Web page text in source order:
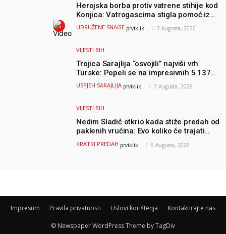
Herojska borba protiv vatrene stihije kod
Konjica: Vatrogascima stigla pomoć iz
Sarajeva, helikopteri i Air Tractori
UDRUŽENE SNAGE prviklik - 7 Augusta, 2026
VIJESTI BIH
Trojica Sarajlija “osvojili” najviši vrh
Turske: Popeli se na impresivnih 5.137
metara
USPJEH SARAJLIJA prviklik - 7 Augusta, 2026
VIJESTI BIH
Nedim Sladić otkrio kada stiže predah od
paklenih vrućina: Evo koliko će trajati
osvježenje u BiH
KRATKI PREDAH prviklik - 6 Augusta, 2026
Impresum Pravila privatnosti Uslovi korištenja Kontaktirajte nas
© Newspaper WordPress Theme by TagDiv